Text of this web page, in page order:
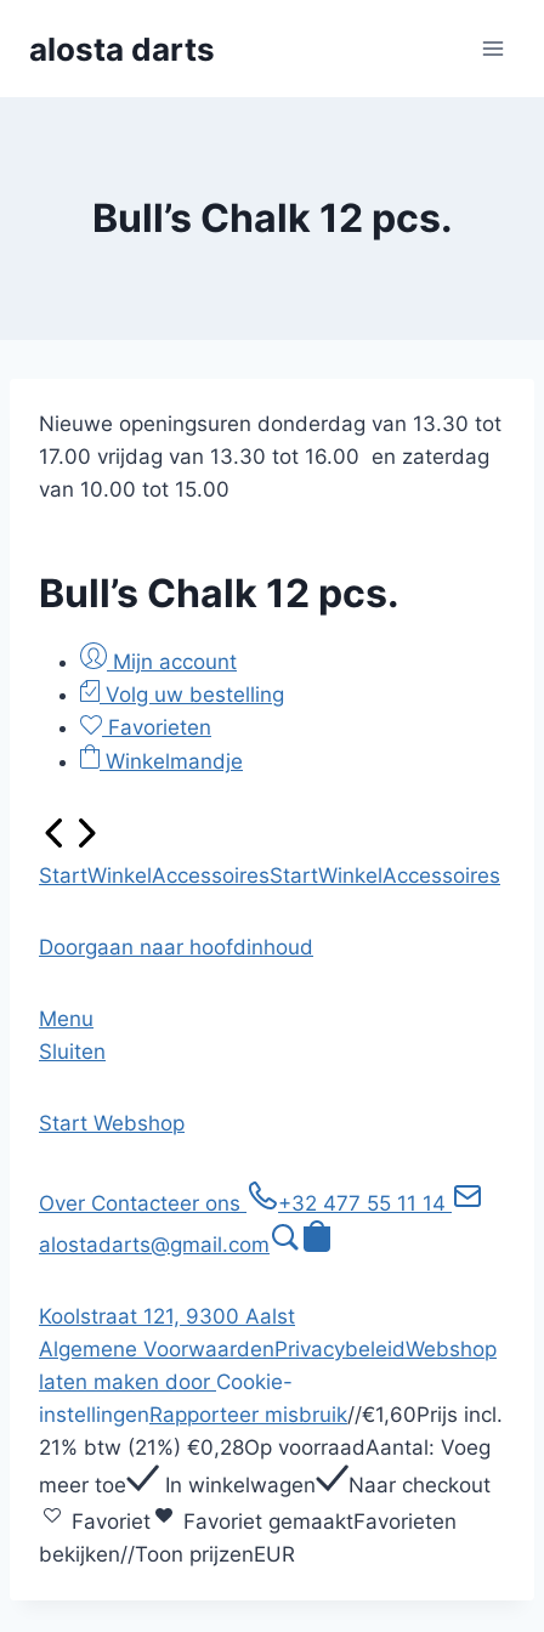
alosta darts
Bull’s Chalk 12 pcs.
Nieuwe openingsuren donderdag van 13.30 tot
17.00 vrijdag van 13.30 tot 16.00 en zaterdag
van 10.00 tot 15.00
Bull’s Chalk 12 pcs.
Mijn account
Volg uw bestelling
Favorieten
Winkelmandje
StartWinkelAccessoiresStartWinkelAccessoires
Doorgaan naar hoofdinhoud
Menu
Sluiten
Start Webshop
Over Contacteer ons
+32 477 55 11 14
alostadarts@gmail.com
Koolstraat 121, 9300 Aalst
Algemene VoorwaardenPrivacybeleidWebshop
laten maken door Cookie-
instellingenRapporteer misbruik//€1,60Prijs incl.
21% btw (21%) €0,28Op voorraadAantal: Voeg
meer toe
In winkelwagen
Naar checkout
Favoriet
Favoriet gemaaktFavorieten
bekijken//Toon prijzenEUR